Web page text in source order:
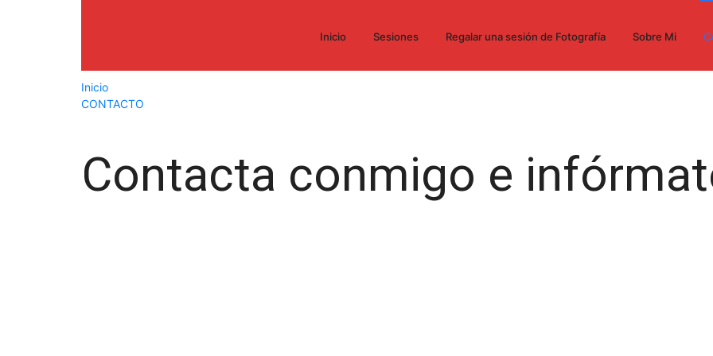
Inicio Sesiones Regalar una sesión de Fotografía Sobre Mi
Inicio
CONTACTO
Contacta conmigo e